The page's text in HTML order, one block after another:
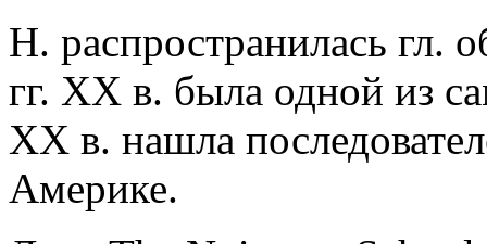
Н. распространилась гл.
гг. XX в. была одной из
XX в. нашла
Америке.